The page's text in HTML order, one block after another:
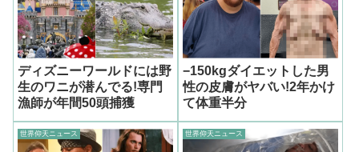
ディズニーワールドには野
生のワニが潜んでる!専門
漁師が年間50頭捕獲
−150kgダイエットした男
性の皮膚がヤバい!2年かけ
て体重半分
世界仰天ニュース 世界仰天ニュース